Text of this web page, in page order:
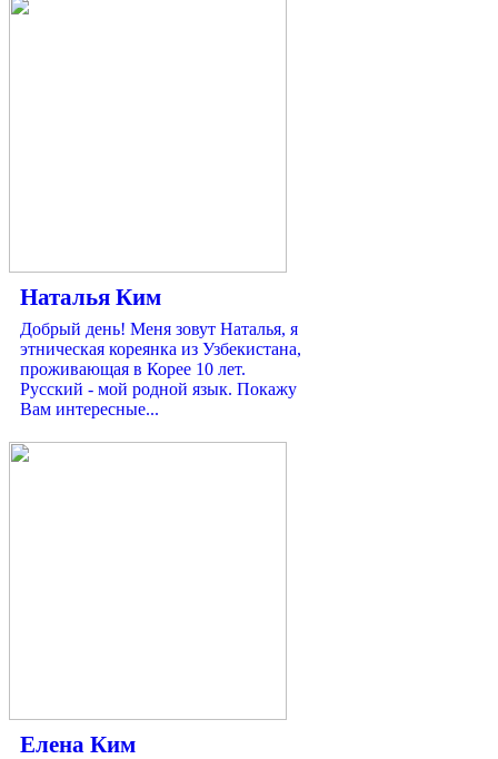
Наталья Ким
Добрый день! Меня зовут Наталья, я
этническая кореянка из Узбекистана,
проживающая в Корее 10 лет.
Русский - мой родной язык. Покажу
Вам интересные...
Елена Ким